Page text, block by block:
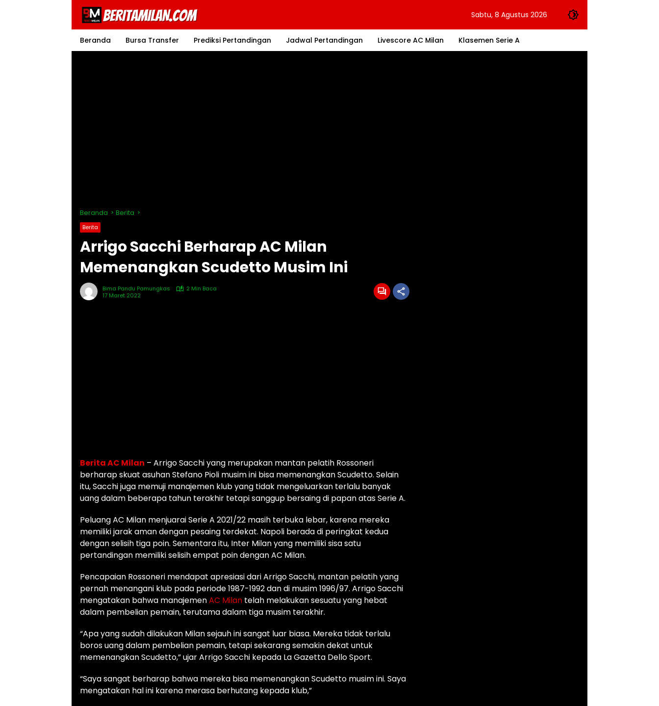
Sabtu, 8 Agustus 2026
Beranda Bursa Transfer Prediksi Pertandingan Jadwal Pertandingan Livescore AC Milan Klasemen Serie A
Beranda Berita
Berita
Arrigo Sacchi Berharap AC Milan
Memenangkan Scudetto Musim Ini
Bima Pandu Pamungkas
2 Min Baca
17 Maret 2022
Berita AC Milan – Arrigo Sacchi yang merupakan mantan pelatih Rossoneri
berharap skuat asuhan Stefano Pioli musim ini bisa memenangkan Scudetto. Selain
itu, Sacchi juga memuji manajemen klub yang tidak mengeluarkan terlalu banyak
uang dalam beberapa tahun terakhir tetapi sanggup bersaing di papan atas Serie A.
Peluang AC Milan menjuarai Serie A 2021/22 masih terbuka lebar, karena mereka
memiliki jarak aman dengan pesaing terdekat. Napoli berada di peringkat kedua
dengan selisih tiga poin. Sementara itu, Inter Milan yang memiliki sisa satu
pertandingan memiliki selisih empat poin dengan AC Milan.
Pencapaian Rossoneri mendapat apresiasi dari Arrigo Sacchi, mantan pelatih yang
pernah menangani klub pada periode 1987-1992 dan di musim 1996/97. Arrigo Sacchi
mengatakan bahwa manajemenAC Milan telah melakukan sesuatu yang hebat
dalam pembelian pemain, terutama dalam tiga musim terakhir.
“Apa yang sudah dilakukan Milan sejauh ini sangat luar biasa. Mereka tidak terlalu
boros uang dalam pembelian pemain, tetapi sekarang semakin dekat untuk
memenangkan Scudetto,” ujar Arrigo Sacchi kepada La Gazetta Dello Sport.
“Saya sangat berharap bahwa mereka bisa memenangkan Scudetto musim ini. Saya
mengatakan hal ini karena merasa berhutang kepada klub,”